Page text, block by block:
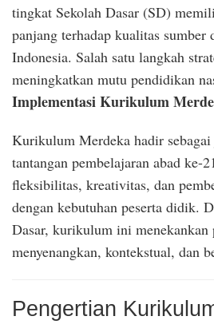
tingkat Sekolah Dasar (SD)
panjang terhadap kualitas sumber
Indonesia. Salah satu langkah
meningkatkan mutu pendidikan
Implementasi Kurikulum
Kurikulum Merdeka hadir sebagai
tantangan pembelajaran abad ke-
fleksibilitas, kreativitas, dan
dengan kebutuhan peserta didik.
Dasar, kurikulum ini menekankan
menyenangkan, kontekstual, dan
Pengertian